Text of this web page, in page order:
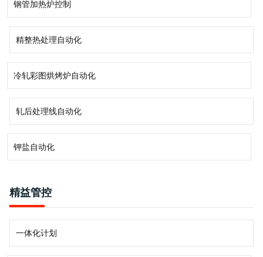
钢管加热炉控制
精整热处理自动化
冷轧彩图烘烤炉自动化
轧后处理线自动化
钾盐自动化
精益管控
一体化计划